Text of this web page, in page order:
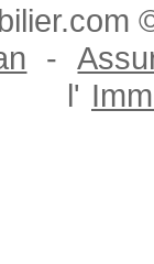
-
l'